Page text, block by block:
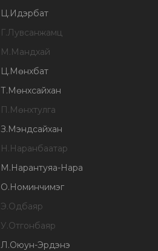
Ц.Идэрбат
Г.Лувсанжамц
М.Мандхай
Ц.Мөнхбат
Т.Мөнхсайхан
П.Мөнхтулга
З.Мэндсайхан
Н.Наранбаатар
М.Нарантуяа-Нара
О.Номинчимэг
Э.Одбаяр
У.Отгонбаяр
Л.Оюун-Эрдэнэ